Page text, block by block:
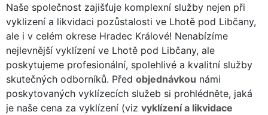
Naše společnost zajišťuje komplexní služby nejen při
vyklizení a likvidaci pozůstalosti ve Lhotě pod Libčany,
ale i v celém okrese Hradec Králové! Nenabízíme
nejlevnější vyklízení ve Lhotě pod Libčany, ale
poskytujeme profesionální, spolehlivé a kvalitní služby
skutečných odborníků. Před objednávkou námi
poskytovaných vyklízecích služeb si prohlédněte, jaká
je naše cena za vyklízení (viz vyklízení a likvidace